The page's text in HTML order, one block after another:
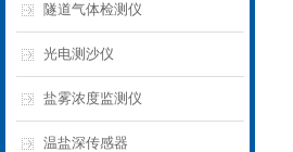
隧道气体检测仪
光电测沙仪
盐雾浓度监测仪
温盐深传感器